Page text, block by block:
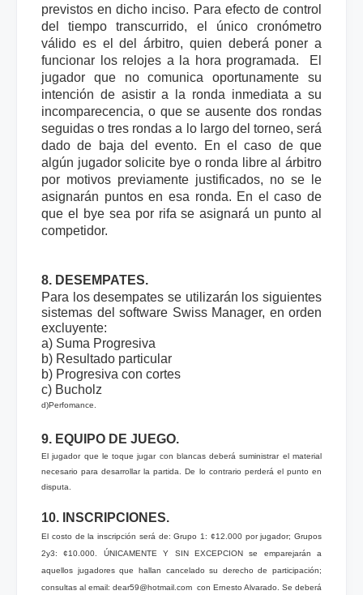
previstos en dicho inciso. Para efecto de control
del tiempo transcurrido, el único cronómetro
válido es el del árbitro, quien deberá poner a
funcionar los relojes a la hora programada. El
jugador que no comunica oportunamente su
intención de asistir a la ronda inmediata a su
incomparecencia, o que se ausente dos rondas
seguidas o tres rondas a lo largo del torneo, será
dado de baja del evento. En el caso de que
algún jugador solicite bye o ronda libre al árbitro
por motivos previamente justificados, no se le
asignarán puntos en esa ronda. En el caso de
que el bye sea por rifa se asignará un punto al
competidor.
8. DESEMPATES.
Para los desempates se utilizarán los siguientes
sistemas del software Swiss Manager, en orden
excluyente:
a) Suma Progresiva
b) Resultado particular
b) Progresiva con cortes
c) Bucholz
d)Perfomance.
9. EQUIPO DE JUEGO.
El jugador que le toque jugar con blancas deberá suministrar el material
necesario para desarrollar la partida. De lo contrario perderá el punto en
disputa.
10. INSCRIPCIONES.
El costo de la inscripción será de: Grupo 1: ¢12.000 por jugador; Grupos
2y3: ¢10.000. ÚNICAMENTE Y SIN EXCEPCION se emparejarán a
aquellos jugadores que hallan cancelado su derecho de participación;
consultas al email: dear59@hotmail.com con Ernesto Alvarado. Se deberá